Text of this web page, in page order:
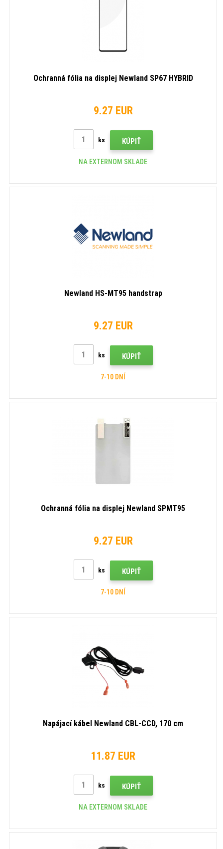
Ochranná fólia na displej Newland SP67 HYBRID
9.27 EUR
ks KÚPIŤ
NA EXTERNOM SKLADE
Newland HS-MT95 handstrap
9.27 EUR
ks KÚPIŤ
7-10 DNÍ
Ochranná fólia na displej Newland SPMT95
9.27 EUR
ks KÚPIŤ
7-10 DNÍ
Napájací kábel Newland CBL-CCD, 170 cm
11.87 EUR
ks KÚPIŤ
NA EXTERNOM SKLADE